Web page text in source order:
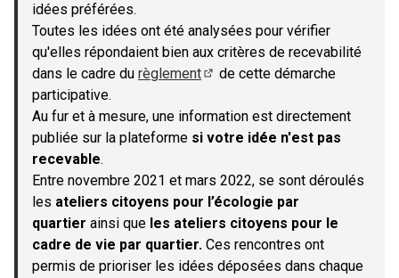
idées préférées.
Toutes les idées ont été analysées pour vérifier
qu'elles répondaient bien aux critères de recevabilité
dans le cadre du règlement
de cette démarche
participative.
Au fur et à mesure, une information est directement
publiée sur la plateforme si votre idée n'est pas
recevable.
Entre novembre 2021 et mars 2022, se sont déroulés
les ateliers citoyens pour l’écologie par
quartier ainsi que les ateliers citoyens pour le
cadre de vie par quartier. Ces rencontres ont
permis de prioriser les idées déposées dans chaque